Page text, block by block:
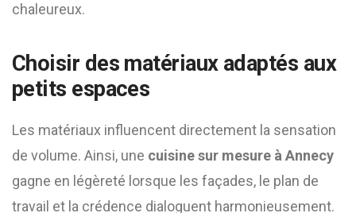
chaleureux.
Choisir des matériaux adaptés aux
petits espaces
Les matériaux influencent directement la sensation
de volume. Ainsi, une cuisine sur mesure à Annecy
gagne en légèreté lorsque les façades, le plan de
travail et la crédence dialoguent harmonieusement.